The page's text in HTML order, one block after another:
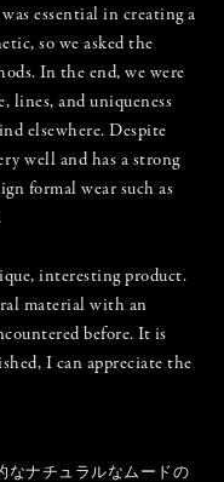
essential in creating a
so we asked the
In the end, we were
lines, and uniqueness
elsewhere. Despite
well and has a strong
formal wear such as
interesting product.
material with an
before. It is
I can appreciate the
なナチュラルなムードの